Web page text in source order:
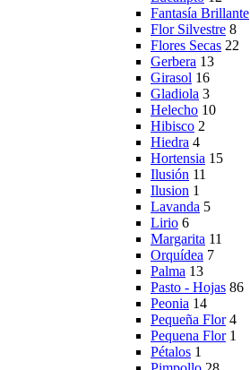
Fantasía Brillante
Flor Silvestre 8
Flores Secas 22
Gerbera 13
Girasol 16
Gladiola 3
Helecho 10
Hibisco 2
Hiedra 4
Hortensia 15
Ilusión 11
Ilusion 1
Lavanda 5
Lirio 6
Margarita 11
Orquídea 7
Palma 13
Pasto - Hojas 86
Peonia 14
Pequeña Flor 4
Pequena Flor 1
Pétalos 1